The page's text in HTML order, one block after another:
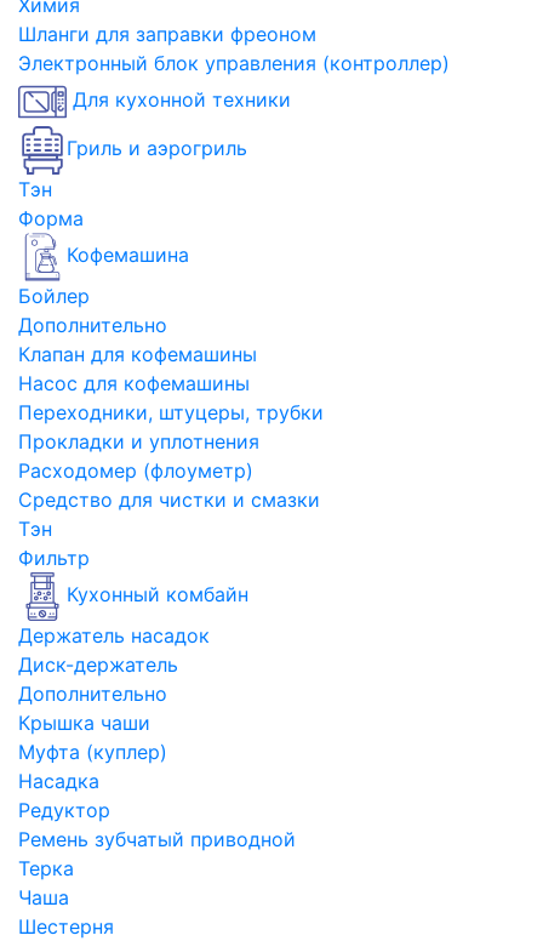
Химия
Шланги для заправки фреоном
Электронный блок управления (контроллер)
Для кухонной техники
Гриль и аэрогриль
Тэн
Форма
Кофемашина
Бойлер
Дополнительно
Клапан для кофемашины
Насос для кофемашины
Переходники, штуцеры, трубки
Прокладки и уплотнения
Расходомер (флоуметр)
Средство для чистки и смазки
Тэн
Фильтр
Кухонный комбайн
Держатель насадок
Диск-держатель
Дополнительно
Крышка чаши
Муфта (куплер)
Насадка
Редуктор
Ремень зубчатый приводной
Терка
Чаша
Шестерня